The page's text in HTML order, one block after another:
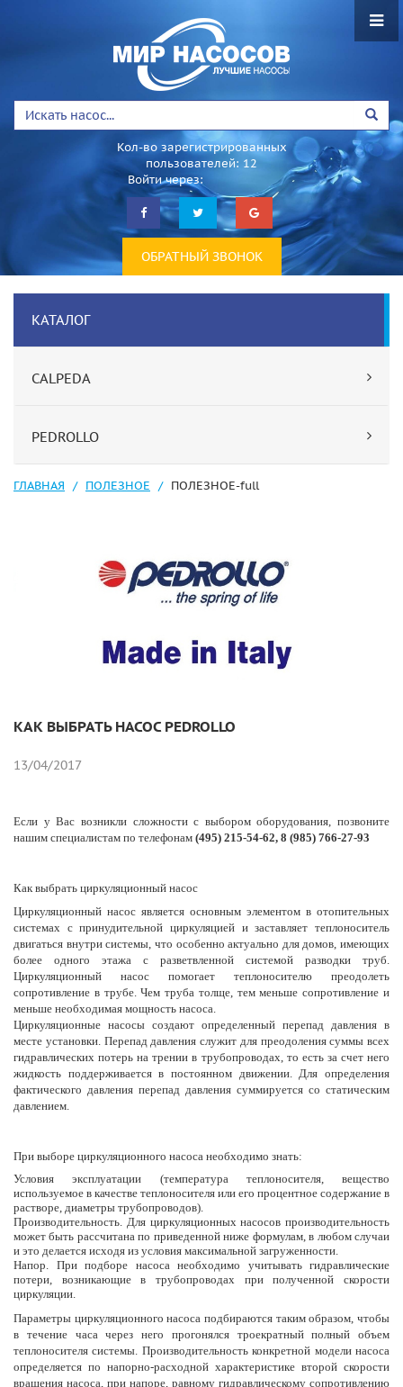
Кол-во зарегистрированных
пользователей: 12
Войти через:
ОБРАТНЫЙ ЗВОНОК
КАТАЛОГ
CALPEDA
PEDROLLO
ГЛАВНАЯ ПОЛЕЗНОЕ ПОЛЕЗНОЕ-full
КАК ВЫБРАТЬ НАСОС PEDROLLO
13/04/2017
Если у Вас возникли сложности с выбором оборудования, позвоните
нашим специалистам по телефонам (495) 215-54-62, 8 (985) 766-27-93
Как выбрать циркуляционный насос
Циркуляционный насос является основным элементом в отопительных
системах с принудительной циркуляцией и заставляет теплоноситель
двигаться внутри системы, что особенно актуально для домов, имеющих
более одного этажа с разветвленной системой разводки труб.
Циркуляционный насос помогает теплоносителю преодолеть
сопротивление в трубе. Чем труба толще, тем меньше сопротивление и
меньше необходимая мощность насоса.
Циркуляционные насосы создают определенный перепад давления в
месте установки. Перепад давления служит для преодоления суммы всех
гидравлических потерь на трении в трубопроводах, то есть за счет него
жидкость поддерживается в постоянном движении. Для определения
фактического давления перепад давления суммируется со статическим
давлением.
При выборе циркуляционного насоса необходимо знать:
Условия эксплуатации (температура теплоносителя, вещество
используемое в качестве теплоносителя или его процентное содержание в
растворе, диаметры трубопроводов).
Производительность. Для циркуляционных насосов производительность
может быть рассчитана по приведенной ниже формулам, в любом случаи
и это делается исходя из условия максимальной загруженности.
Напор. При подборе насоса необходимо учитывать гидравлические
потери, возникающие в трубопроводах при полученной скорости
циркуляции.
Параметры циркуляционного насоса подбираются таким образом, чтобы
в течение часа через него прогонялся троекратный полный объем
теплоносителя системы. Производительность конкретной модели насоса
определяется по напорно-расходной характеристике второй скорости
вращения насоса, при напоре, равному гидравлическому сопротивлению